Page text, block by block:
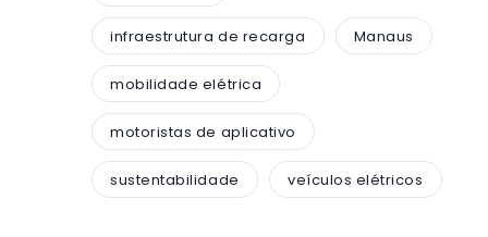
infraestrutura de recarga Manaus
mobilidade elétrica
motoristas de aplicativo
sustentabilidade veículos elétricos